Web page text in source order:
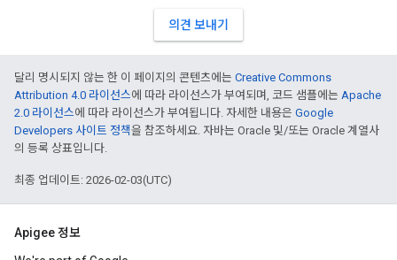
의견 보내기
달리 명시되지 않는 한 이 페이지의 콘텐츠에는 Creative Commons
Attribution 4.0 라이선스에 따라 라이선스가 부여되며, 코드 샘플에는 Apache
2.0 라이선스에 따라 라이선스가 부여됩니다. 자세한 내용은 Google
Developers 사이트 정책을 참조하세요. 자바는 Oracle 및/또는 Oracle 계열사
의 등록 상표입니다.
최종 업데이트: 2026-02-03(UTC)
Apigee 정보